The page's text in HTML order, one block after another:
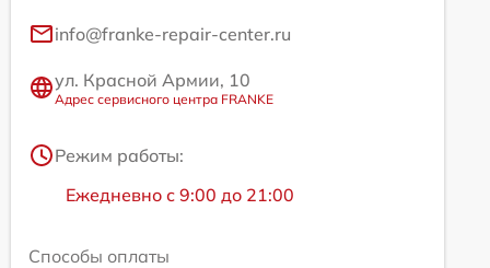
info@franke-repair-center.ru
ул. Красной Армии, 10
Адрес сервисного центра FRANKE
Режим работы:
Ежедневно с 9:00 до 21:00
Способы оплаты